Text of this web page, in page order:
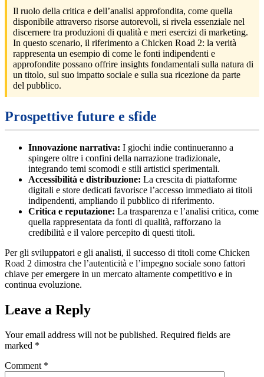
Il ruolo della critica e dell’analisi approfondita, come quella
disponibile attraverso risorse autorevoli, si rivela essenziale nel
discernere tra produzioni di qualità e meri esercizi di marketing.
In questo scenario, il riferimento a Chicken Road 2: la verità
rappresenta un esempio di come le fonti indipendenti e
approfondite possano offrire insights fondamentali sulla natura di
un titolo, sul suo impatto sociale e sulla sua ricezione da parte
del pubblico.
Prospettive future e sfide
Innovazione narrativa: I giochi indie continueranno a
spingere oltre i confini della narrazione tradizionale,
integrando temi scomodi e stili artistici sperimentali.
Accessibilità e distribuzione: La crescita di piattaforme
digitali e store dedicati favorisce l’accesso immediato ai titoli
indipendenti, ampliando il pubblico di riferimento.
Critica e reputazione: La trasparenza e l’analisi critica, come
quella rappresentata da fonti di qualità, rafforzano la
credibilità e il valore percepito di questi titoli.
Per gli sviluppatori e gli analisti, il successo di titoli come Chicken
Road 2 dimostra che l’autenticità e l’impegno sociale sono fattori
chiave per emergere in un mercato altamente competitivo e in
continua evoluzione.
Leave a Reply
Your email address will not be published. Required fields are
marked *
Comment *